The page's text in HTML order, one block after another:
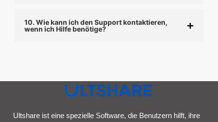
10. Wie kann ich den Support kontaktieren,
wenn ich Hilfe benötige?
Ultshare ist eine spezielle Software, die Benutzern hilft, ihre